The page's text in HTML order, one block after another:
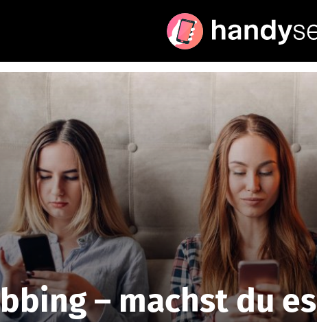
– machst du es